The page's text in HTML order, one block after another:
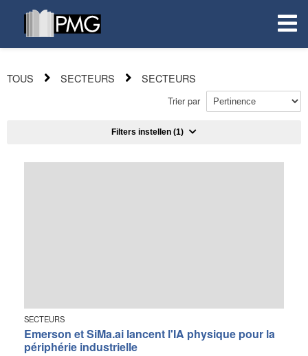
TOUS SECTEURS SECTEURS
Trier par
Filters instellen (1)
SECTEURS
Emerson et SiMa.ai lancent l'IA physique pour la
périphérie industrielle